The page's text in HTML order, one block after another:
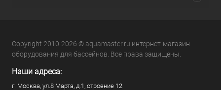
Copyright 2010-2026 © aquamaster.ru интернет-магазин
оборудования для бассейнов. Все права защищены.
Наши адреса:
г. Москва, ул.8 Марта, д.1, строение 12